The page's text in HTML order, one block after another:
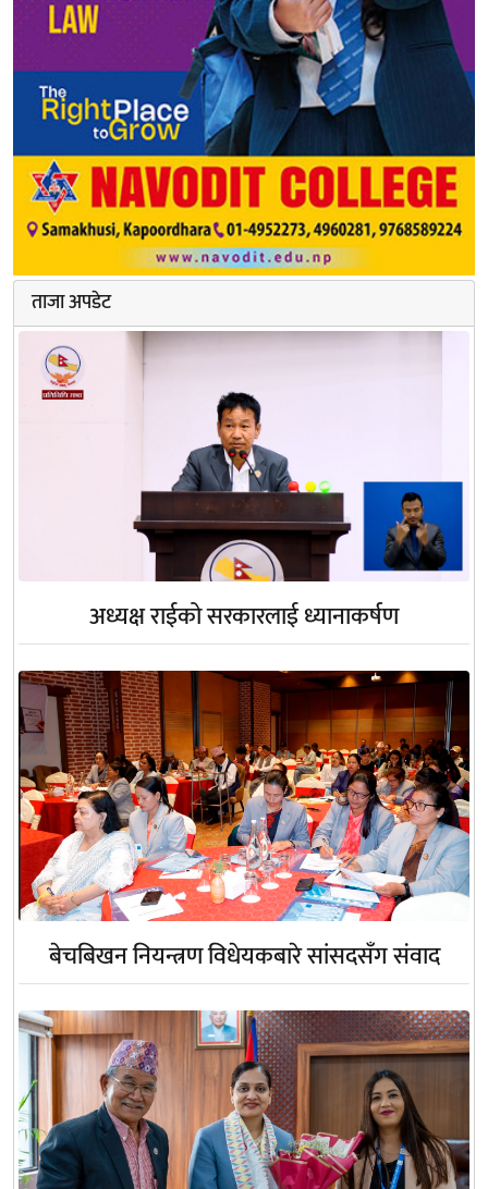
ताजा अपडेट
अध्यक्ष राईको सरकारलाई ध्यानाकर्षण
बेचबिखन नियन्त्रण विधेयकबारे सांसदसँग संवाद